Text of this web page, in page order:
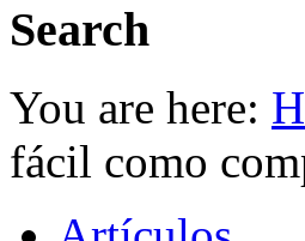
Search
You are here:
fácil como